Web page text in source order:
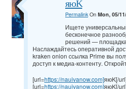
яюK
PermalinkOn Mon, 05/
Ищете
бесконечное
решений — площадка
Наслаждайтесь оперативной
kraken onion ссылка Prime вы
доступ к медиа-контенту.
[url=https://nauivanow.com]яюK[/
[url=https://nauivanow.com]яюK[/